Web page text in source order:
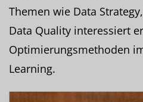
Themen wie Data
Data Quality interessiert
Optimierungsmethoden
Learning.